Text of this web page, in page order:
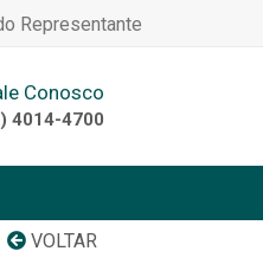
Representante
Conosco
4014-4700
VOLTAR